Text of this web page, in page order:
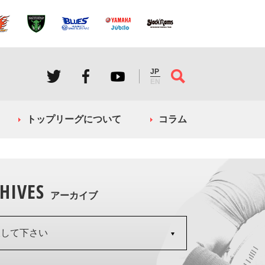
JP
EN
トップリーグについて コラム
アーカイブ
て下さい